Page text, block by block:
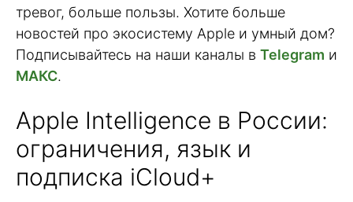
тревог, больше пользы. Хотите больше
новостей про экосистему Apple и умный дом?
Подписывайтесь на наши каналы в Telegram и
МАКС.
Apple Intelligence в России:
ограничения, язык и
подписка iCloud+